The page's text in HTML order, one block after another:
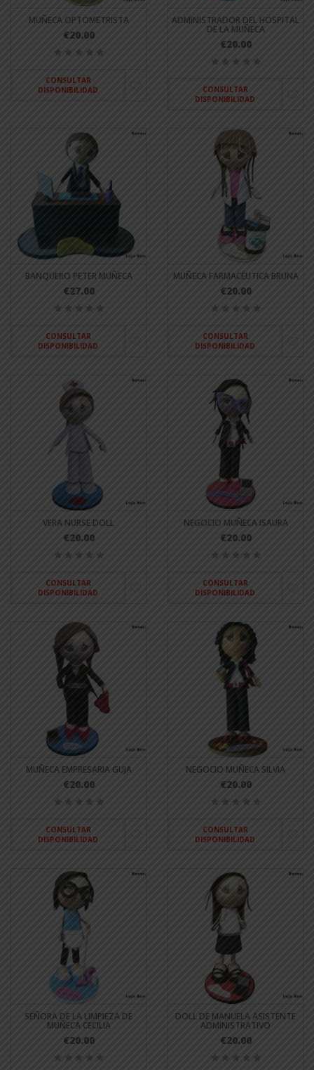
MUÑECA OPTOMETRISTA
€20.00
CONSULTAR
DISPONIBILIDAD
ADMINISTRADOR DEL HOSPITAL
DE LA MUÑECA
€20.00
CONSULTAR
DISPONIBILIDAD
BANQUERO PETER MUÑECA
€27.00
CONSULTAR
DISPONIBILIDAD
MUÑECA FARMACÉUTICA BRUNA
€20.00
CONSULTAR
DISPONIBILIDAD
VERA NURSE DOLL
€20.00
CONSULTAR
DISPONIBILIDAD
NEGOCIO MUÑECA ISAURA
€20.00
CONSULTAR
DISPONIBILIDAD
MUÑECA EMPRESARIA GUJA
€20.00
CONSULTAR
DISPONIBILIDAD
NEGOCIO MUÑECA SILVIA
€20.00
CONSULTAR
DISPONIBILIDAD
SEÑORA DE LA LIMPIEZA DE
MUÑECA CECILIA
€20.00
DOLL DE MANUELA ASISTENTE
ADMINISTRATIVO
€20.00